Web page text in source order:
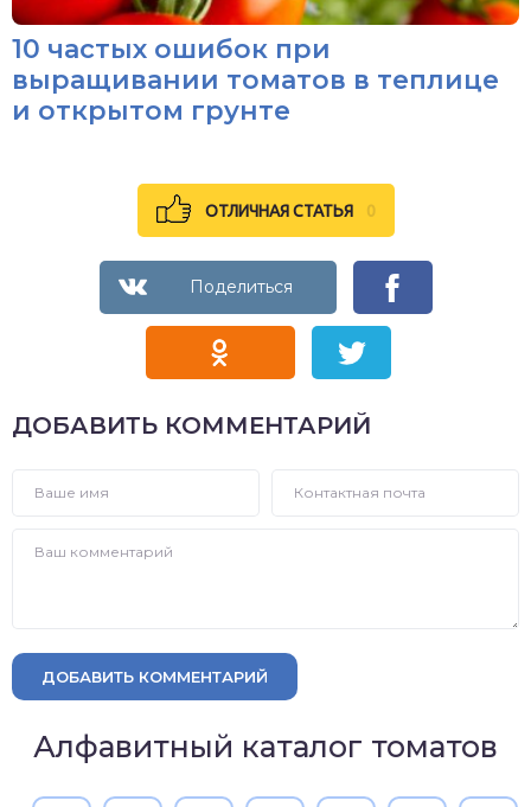
10 частых ошибок при
выращивании томатов в теплице
и открытом грунте
ОТЛИЧНАЯ СТАТЬЯ 0
ДОБАВИТЬ КОММЕНТАРИЙ
ДОБАВИТЬ КОММЕНТАРИЙ
Алфавитный каталог томатов